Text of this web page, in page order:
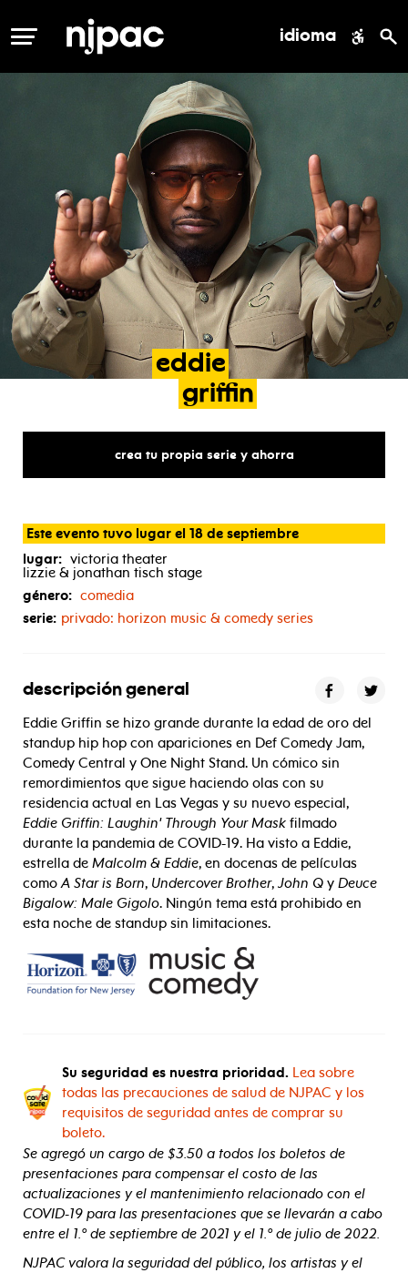
MENÚ idioma
eddie
griffin
crea tu propia serie y ahorra
Este evento tuvo lugar el 18 de septiembre
lugar: victoria theater
lizzie & jonathan tisch stage
género: comedia
serie: privado: horizon music & comedy series
descripción general
Eddie Griffin se hizo grande durante la edad de oro del
standup hip hop con apariciones en Def Comedy Jam,
Comedy Central y One Night Stand. Un cómico sin
remordimientos que sigue haciendo olas con su
residencia actual en Las Vegas y su nuevo especial,
Eddie Griffin: Laughin' Through Your Mask filmado
durante la pandemia de COVID-19. Ha visto a Eddie,
estrella de Malcolm & Eddie, en docenas de películas
comoA Star is Born, Undercover Brother, John Q y Deuce
Bigalow: Male Gigolo. Ningún tema está prohibido en
esta noche de standup sin limitaciones.
Su seguridad es nuestra prioridad. Lea sobre
todas las precauciones de salud de NJPAC y los
requisitos de seguridad antes de comprar su
boleto.
Se agregó un cargo de $3.50 a todos los boletos de
presentaciones para compensar el costo de las
actualizaciones y el mantenimiento relacionado con el
COVID-19 para las presentaciones que se llevarán a cabo
entre el 1.º de septiembre de 2021 y el 1.º de julio de 2022.
NJPAC valora la seguridad del público, los artistas y el